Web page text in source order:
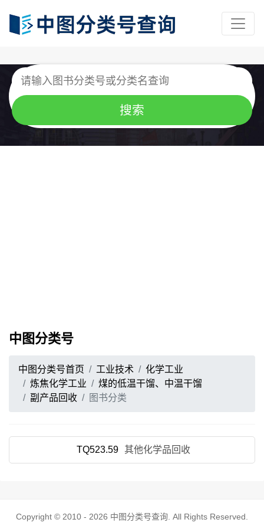
中图分类号
中图分类号首页 工业技术
化学工业
炼焦化学工业
煤的低温干馏、中温干馏
副产品回收
图书分类
TQ523.59 其他化学品回收
Copyright © 2010 - 2026 中图分类号查询 . All Rights Reserved.